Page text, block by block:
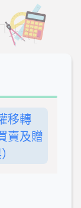
移轉
賣及贈